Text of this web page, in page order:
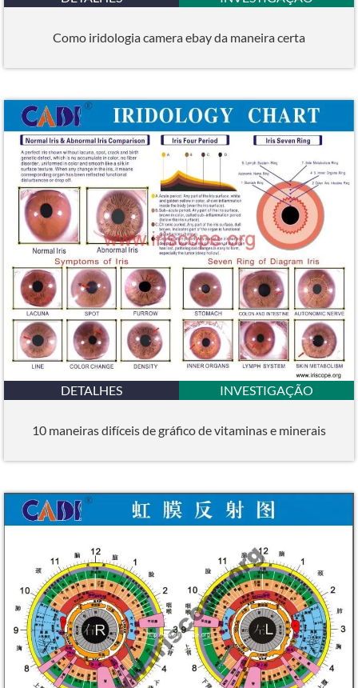
Como iridologia camera ebay da maneira certa
DETALHES INVESTIGAÇÃO
10 maneiras difíceis de gráfico de vitaminas e minerais